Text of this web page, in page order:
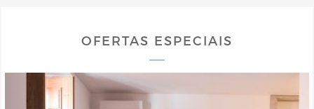
OFERTAS ESPECIAIS